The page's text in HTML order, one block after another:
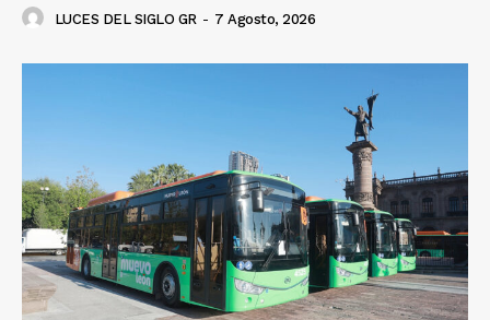
LUCES DEL SIGLO GR - 7 Agosto, 2026